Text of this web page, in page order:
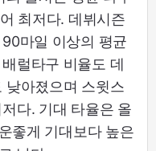
최저다. 데뷔시즌
마일 이상의 평균
럴타구 비율도 데
낮아졌으며 스윗스
다. 기대 타율은 올
좋게 기대보다 높은